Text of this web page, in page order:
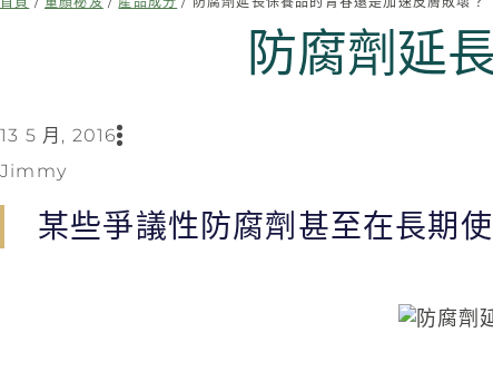
防腐劑延
13 5 月, 2016
Jimmy
某些爭議性防腐劑甚至在長期